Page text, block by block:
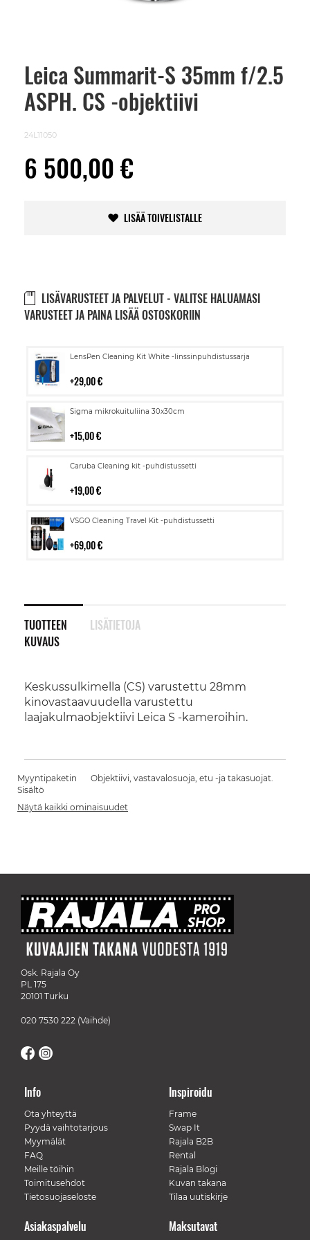
Leica Summarit-S 35mm f/2.5
ASPH. CS -objektiivi
24L11050
6 500,00 €
LISÄÄ TOIVELISTALLE
LISÄVARUSTEET JA PALVELUT - VALITSE HALUAMASI
VARUSTEET JA PAINA LISÄÄ OSTOSKORIIN
LensPen Cleaning Kit White -linssinpuhdistussarja
29,00 €
Lisää
Sigma mikrokuituliina 30x30cm
15,00 €
Lisää
Caruba Cleaning kit -puhdistussetti
19,00 €
Lisää
VSGO Cleaning Travel Kit -puhdistussetti
69,00 €
Lisää
TUOTTEEN
KUVAUS
Keskussulkimella (CS) varustettu 28mm
kinovastaavuudella varustettu
laajakulmaobjektiivi Leica S -kameroihin.
LISÄTIETOJA
Skip
beginning
images
Myyntipaketin
Sisältö
Objektiivi, vastavalosuoja, etu -ja takasuojat.
Näytä kaikki ominaisuudet
Osk. Rajala Oy
PL 175
20101 Turku
020 7530 222 (Vaihde)
Info
Ota yhteyttä
Pyydä vaihtotarjous
Myymälät
FAQ
Meille töihin
Toimitusehdot
Tietosuojaseloste
Inspiroidu
Frame
Swap It
Rajala B2B
Rental
Rajala Blogi
Kuvan takana
Tilaa uutiskirje
Maksutavat
Asiakaspalvelu